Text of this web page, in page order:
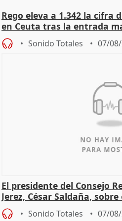
Rego eleva a 1.342 la cifra
en Ceuta tras la entrada
Sonido Totales 07/
El presidente del Consejo
Jerez, César Saldaña,
Sonido Totales 07/